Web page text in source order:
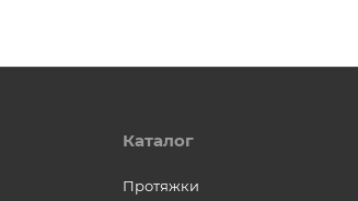
Каталог
Протяжки